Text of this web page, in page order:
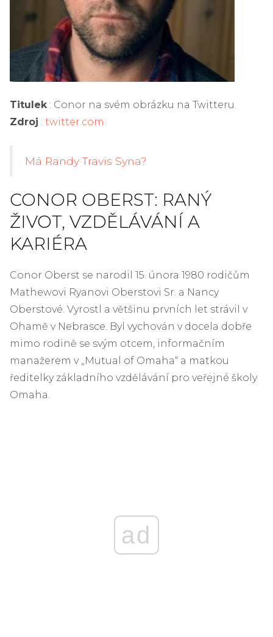
Titulek: Conor na svém obrázku na Twitteru.
Zdroj : twitter.com
Má Randy Travis Syna?
CONOR OBERST: RANÝ
ŽIVOT, VZDĚLÁVÁNÍ A
KARIÉRA
Conor Oberst se narodil 15. února 1980 rodičům
Mathewovi Ryanovi Oberstovi Sr. a Nancy
Oberstové. Vyrostl a většinu prvních let strávil v
Ohamě v Nebrasce. Byl vychován v docela dobře
mimo rodině se svým otcem, informačním
manažerem v „Mutual of Omaha“ a matkou
ředitelky základního vzdělávání pro veřejné školy
Omaha.
ad